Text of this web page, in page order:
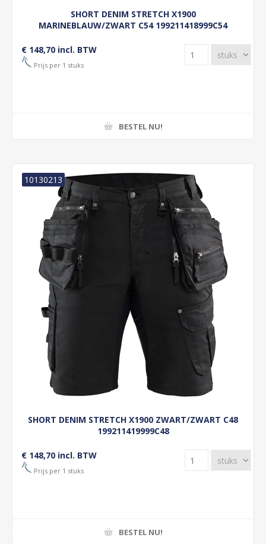
SHORT DENIM STRETCH X1900
MARINEBLAUW/ZWART C54 199211418999C54
€ 148,70 incl. BTW
Prijs per 1 stuks
BESTEL NU!
SHORT DENIM STRETCH X1900 ZWART/ZWART C48
199211419999C48
10130213
€ 148,70 incl. BTW
Prijs per 1 stuks
BESTEL NU!